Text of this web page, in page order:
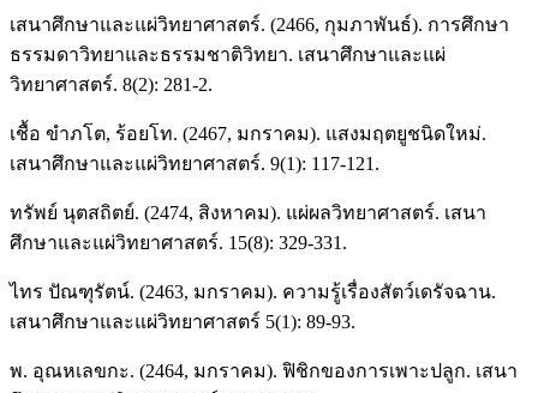
เสนาศึกษาและแผ่วิทยาศาสตร์. (2466, กุมภาพันธ์). การศึกษา
ธรรมดาวิทยาและธรรมชาติวิทยา. เสนาศึกษาและแผ่
วิทยาศาสตร์. 8(2): 281-2.
เชื้อ ขำภโต, ร้อยโท. (2467, มกราคม). แสงมฤตยูชนิดใหม่.
เสนาศึกษาและแผ่วิทยาศาสตร์. 9(1): 117-121.
ทรัพย์ นุตสถิตย์. (2474, สิงหาคม). แผ่ผลวิทยาศาสตร์. เสนา
ศึกษาและแผ่วิทยาศาสตร์. 15(8): 329-331.
ไทร ปัณฑุรัตน์. (2463, มกราคม). ความรู้เรื่องสัตว์เดรัจฉาน.
เสนาศึกษาและแผ่วิทยาศาสตร์ 5(1): 89-93.
พ. อุณหเลขกะ. (2464, มกราคม). ฟิชิกของการเพาะปลูก. เสนา